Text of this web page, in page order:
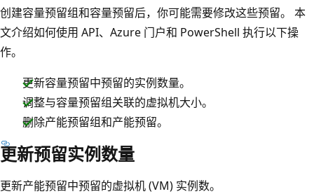
创建容量预留组和容量预留后，你可能需要修改这些预留。 本
文介绍如何使用 API、Azure 门户和 PowerShell 执行以下操
作。
更新容量预留中预留的实例数量。
调整与容量预留组关联的虚拟机大小。
删除产能预留组和产能预留。
更新预留实例数量
更新产能预留中预留的虚拟机 (VM) 实例数。